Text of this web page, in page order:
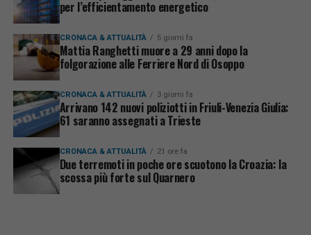
per l’efficientamento energetico
CRONACA & ATTUALITÀ 5 giorni fa
Mattia Ranghetti muore a 29 anni dopo la
folgorazione alle Ferriere Nord di Osoppo
CRONACA & ATTUALITÀ 3 giorni fa
Arrivano 142 nuovi poliziotti in Friuli-Venezia Giulia:
61 saranno assegnati a Trieste
CRONACA & ATTUALITÀ 21 ore fa
Due terremoti in poche ore scuotono la Croazia: la
scossa più forte sul Quarnero